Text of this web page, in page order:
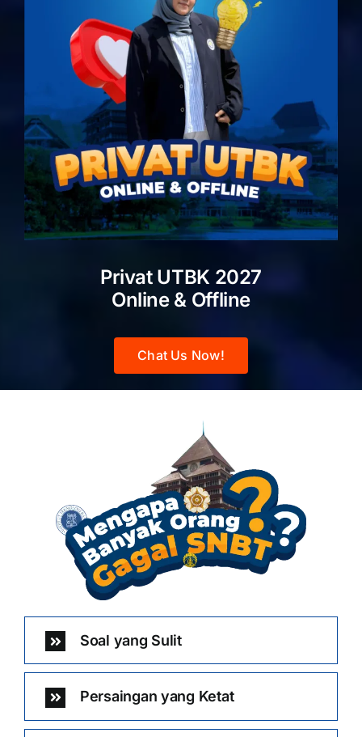
Privat UTBK 2027
Online & Offline
Chat Us Now!
Soal yang Sulit
Persaingan yang Ketat